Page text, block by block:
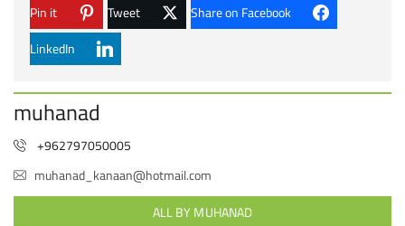
Share on Facebook
Tweet
Pin it
LinkedIn
muhanad
+962797050005
muhanad_kanaan@hotmail.com
ALL BY MUHANAD